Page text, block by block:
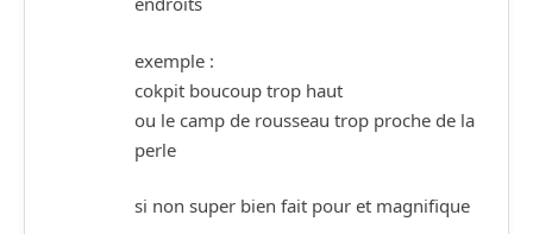
exemple :
cokpit boucoup trop haut
ou le camp de rousseau trop proche de la
perle
si non super bien fait pour et magnifique